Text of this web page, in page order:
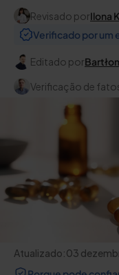
Revisado porIlona
Verificado por um
Editado por
Verificação de
Atualizado:03